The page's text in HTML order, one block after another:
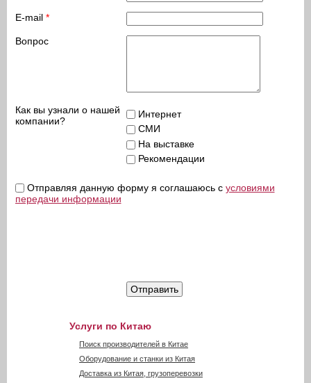
E-mail *
Вопрос
Как вы узнали о нашей
компании?
Интернет
СМИ
На выставке
Рекомендации
Условия передачи информации
Отправляя данную форму я соглашаюсь с условиями
передачи информации
Услуги по Китаю
Поиск производителей в Китае
Оборудование и станки из Китая
Доставка из Китая, грузоперевозки